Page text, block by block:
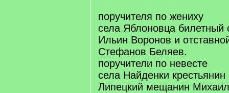
поручителя по жениху
села Яблоновца билетный
Ильин Воронов и
Стефанов Беляев.
поручители по невесте
села Найденки
Липецкий мещанин